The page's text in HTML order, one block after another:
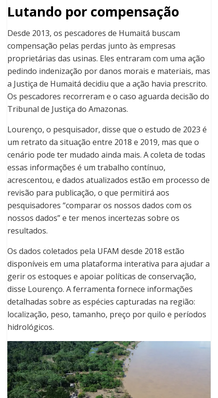
Lutando por compensação
Desde 2013, os pescadores de Humaitá buscam
compensação pelas perdas junto às empresas
proprietárias das usinas. Eles entraram com uma ação
pedindo indenização por danos morais e materiais, mas
a Justiça de Humaitá decidiu que a ação havia prescrito.
Os pescadores recorreram e o caso aguarda decisão do
Tribunal de Justiça do Amazonas.
Lourenço, o pesquisador, disse que o estudo de 2023 é
um retrato da situação entre 2018 e 2019, mas que o
cenário pode ter mudado ainda mais. A coleta de todas
essas informações é um trabalho contínuo,
acrescentou, e dados atualizados estão em processo de
revisão para publicação, o que permitirá aos
pesquisadores “comparar os nossos dados com os
nossos dados” e ter menos incertezas sobre os
resultados.
Os dados coletados pela UFAM desde 2018 estão
disponíveis em uma plataforma interativa para ajudar a
gerir os estoques e apoiar políticas de conservação,
disse Lourenço. A ferramenta fornece informações
detalhadas sobre as espécies capturadas na região:
localização, peso, tamanho, preço por quilo e períodos
hidrológicos.